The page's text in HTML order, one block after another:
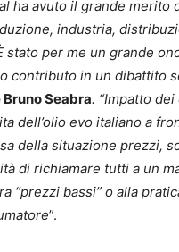
ha avuto il grande
industria,
stato per me un grande
contributo in un dibattito
Seabra. “Impatto
dell’olio evo italiano a
della situazione prezzi,
di richiamare tutti a un
“prezzi bassi” o alla
”.